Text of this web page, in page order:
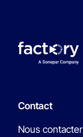
Contact
Nous contacter